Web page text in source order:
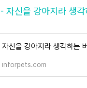
자신을 강아지라 생
자신을 강아지라 생각하는
inforpets.com